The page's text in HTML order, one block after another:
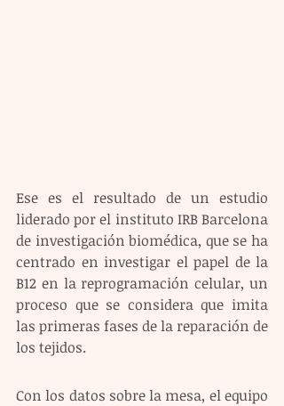
Ese es el resultado de un estudio
liderado por el instituto IRB Barcelona
de investigación biomédica, que se ha
centrado en investigar el papel de la
B12 en la reprogramación celular, un
proceso que se considera que imita
las primeras fases de la reparación de
los tejidos.
Con los datos sobre la mesa, el equipo